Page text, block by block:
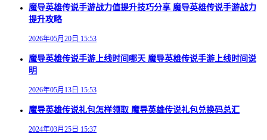
魔导英雄传说手游战力值提升技巧分享 魔导英雄传说手游战力
提升攻略
2026年05月20日 15:53
魔导英雄传说手游上线时间哪天 魔导英雄传说手游上线时间说
明
2026年05月13日 15:53
魔导英雄传说礼包怎样领取 魔导英雄传说礼包兑换码总汇
2024年03月25日 15:37